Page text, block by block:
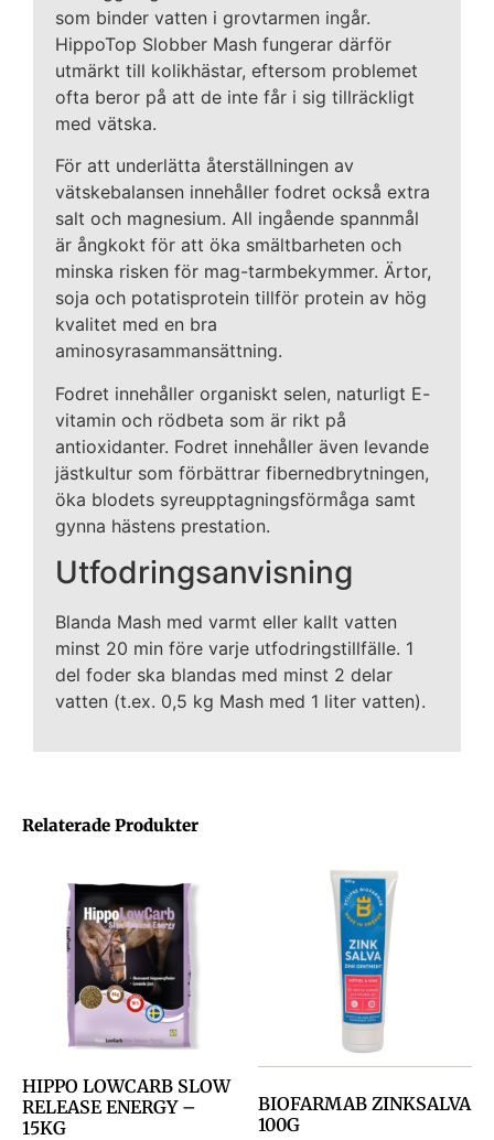
som binder vatten i grovtarmen ingår.
HippoTop Slobber Mash fungerar därför
utmärkt till kolikhästar, eftersom problemet
ofta beror på att de inte får i sig tillräckligt
med vätska.
För att underlätta återställningen av
vätskebalansen innehåller fodret också extra
salt och magnesium. All ingående spannmål
är ångkokt för att öka smältbarheten och
minska risken för mag-tarmbekymmer. Ärtor,
soja och potatisprotein tillför protein av hög
kvalitet med en bra
aminosyrasammansättning.
Fodret innehåller organiskt selen, naturligt E-
vitamin och rödbeta som är rikt på
antioxidanter. Fodret innehåller även levande
jästkultur som förbättrar fibernedbrytningen,
öka blodets syreupptagningsförmåga samt
gynna hästens prestation.
Utfodringsanvisning
Blanda Mash med varmt eller kallt vatten
minst 20 min före varje utfodringstillfälle. 1
del foder ska blandas med minst 2 delar
vatten (t.ex. 0,5 kg Mash med 1 liter vatten).
Relaterade Produkter
HIPPO LOWCARB SLOW
RELEASE ENERGY –
15KG
BIOFARMAB ZINKSALVA
100G